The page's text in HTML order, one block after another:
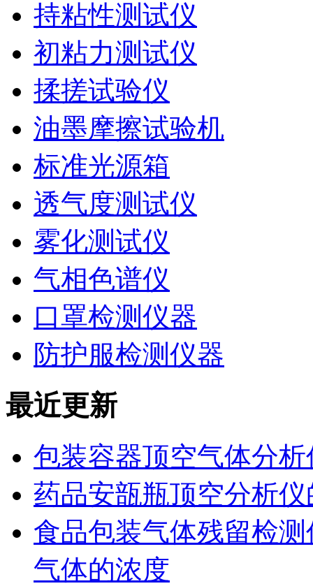
持粘性测试仪
初粘力测试仪
揉搓试验仪
油墨摩擦试验机
标准光源箱
透气度测试仪
雾化测试仪
气相色谱仪
口罩检测仪器
防护服检测仪器
最近更新
包装容器顶空气体分
药品安瓿瓶顶空分析
食品包装气体残留检
气体的浓度